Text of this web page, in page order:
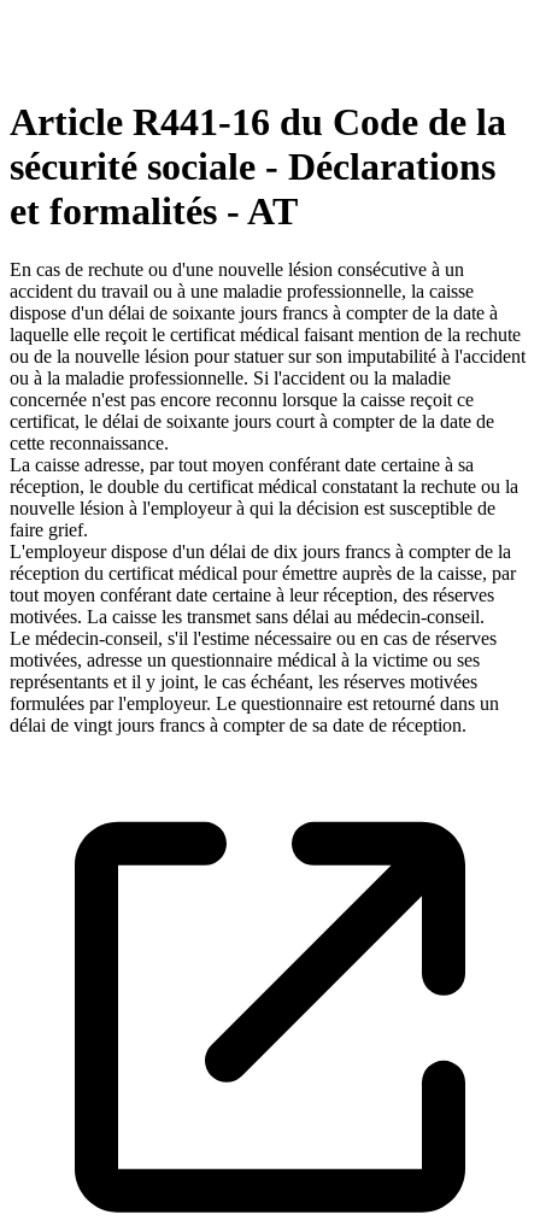
Article R441-16 du Code de la
sécurité sociale - Déclarations
et formalités - AT
En cas de rechute ou d'une nouvelle lésion consécutive à un
accident du travail ou à une maladie professionnelle, la caisse
dispose d'un délai de soixante jours francs à compter de la date à
laquelle elle reçoit le certificat médical faisant mention de la rechute
ou de la nouvelle lésion pour statuer sur son imputabilité à l'accident
ou à la maladie professionnelle. Si l'accident ou la maladie
concernée n'est pas encore reconnu lorsque la caisse reçoit ce
certificat, le délai de soixante jours court à compter de la date de
cette reconnaissance.
La caisse adresse, par tout moyen conférant date certaine à sa
réception, le double du certificat médical constatant la rechute ou la
nouvelle lésion à l'employeur à qui la décision est susceptible de
faire grief.
L'employeur dispose d'un délai de dix jours francs à compter de la
réception du certificat médical pour émettre auprès de la caisse, par
tout moyen conférant date certaine à leur réception, des réserves
motivées. La caisse les transmet sans délai au médecin-conseil.
Le médecin-conseil, s'il l'estime nécessaire ou en cas de réserves
motivées, adresse un questionnaire médical à la victime ou ses
représentants et il y joint, le cas échéant, les réserves motivées
formulées par l'employeur. Le questionnaire est retourné dans un
délai de vingt jours francs à compter de sa date de réception.